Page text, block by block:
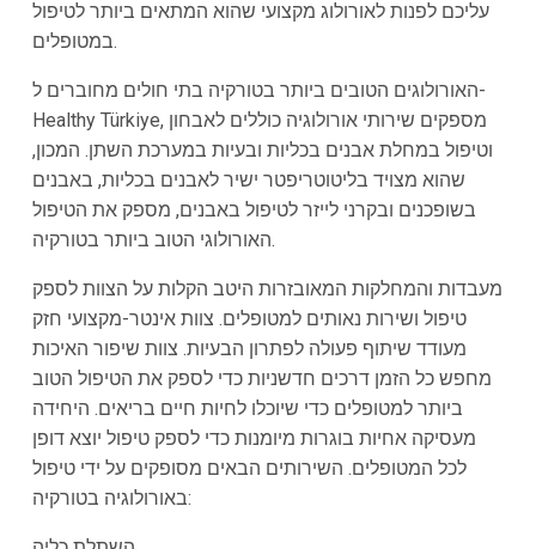
עליכם לפנות לאורולוג מקצועי שהוא המתאים ביותר לטיפול
במטופלים.
האורולוגים הטובים ביותר בטורקיה בתי חולים מחוברים ל-
Healthy Türkiye, מספקים שירותי אורולוגיה כוללים לאבחון
וטיפול במחלת אבנים בכליות ובעיות במערכת השתן. המכון,
שהוא מצויד בליטוטריפטר ישיר לאבנים בכליות, באבנים
בשופכנים ובקרני לייזר לטיפול באבנים, מספק את הטיפול
האורולוגי הטוב ביותר בטורקיה.
מעבדות והמחלקות המאובזרות היטב הקלות על הצוות לספק
טיפול ושירות נאותים למטופלים. צוות אינטר-מקצועי חזק
מעודד שיתוף פעולה לפתרון הבעיות. צוות שיפור האיכות
מחפש כל הזמן דרכים חדשניות כדי לספק את הטיפול הטוב
ביותר למטופלים כדי שיוכלו לחיות חיים בריאים. היחידה
מעסיקה אחיות בוגרות מיומנות כדי לספק טיפול יוצא דופן
לכל המטופלים. השירותים הבאים מסופקים על ידי טיפול
באורולוגיה בטורקיה: